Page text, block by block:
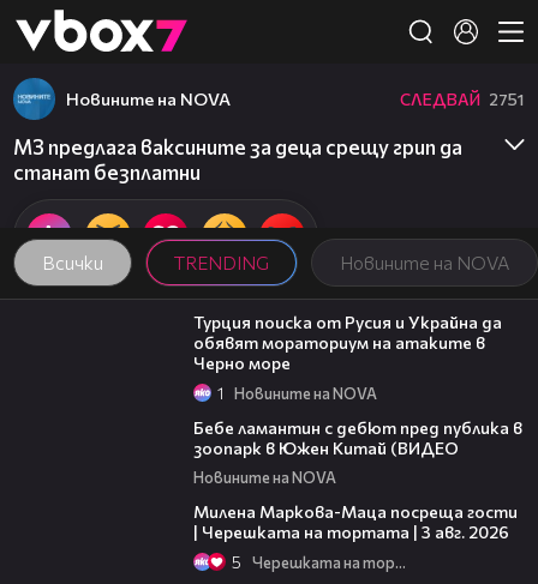
👾
Всички TRENDING Новините на NOVA
Новините на NOVA СЛЕДВАЙ 2751
МЗ предлага ваксините за деца срещу грип да
станат безплатни
03:02
Турция поиска от Русия и Украйна да
обявят мораториум на атаките в
Черно море
1 Новините на NOVA
Бебе ламантин с дебют пред публика в
зоопарк в Южен Китай (ВИДЕО
Новините на NOVA
Милена Маркова-Маца посреща гости
| Черешката на тортата | 3 авг. 2026
5 Черешката на тортата